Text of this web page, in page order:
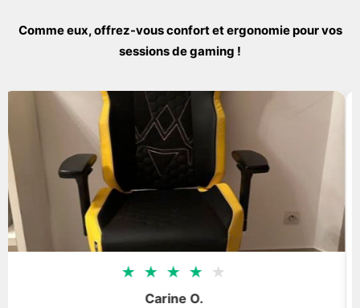
Comme eux, offrez-vous confort et ergonomie pour vos
sessions de gaming !
★ ★ ★ ★ ★
Carine O.